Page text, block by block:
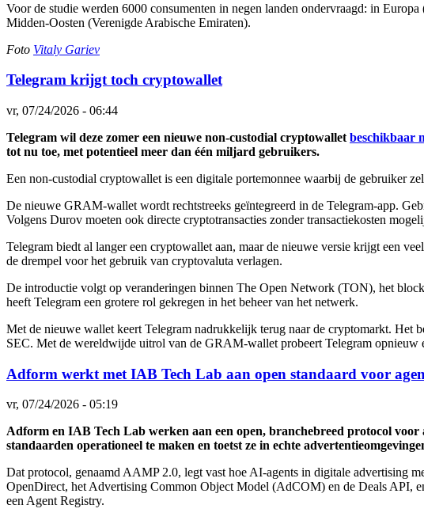
Voor de studie werden 6000 consumenten in negen landen ondervraagd: in
Midden-Oosten (Verenigde Arabische Emiraten).
Foto Vitaly Gariev
Telegram krijgt toch cryptowallet
vr, 07/24/2026 - 06:44
Telegram wil deze zomer een nieuwe non-custodial cryptowallet beschikbaar
tot nu toe, met potentieel meer dan één miljard gebruikers.
Een non-custodial cryptowallet is een digitale portemonnee waarbij de gebruiker
De nieuwe GRAM-wallet wordt rechtstreeks geïntegreerd in de Telegram-app.
Volgens Durov moeten ook directe cryptotransacties zonder transactiekosten
Telegram biedt al langer een cryptowallet aan, maar de nieuwe versie krijgt een
de drempel voor het gebruik van cryptovaluta verlagen.
De introductie volgt op veranderingen binnen The Open Network (TON), het
heeft Telegram een grotere rol gekregen in het beheer van het netwerk.
Met de nieuwe wallet keert Telegram nadrukkelijk terug naar de cryptomarkt.
SEC. Met de wereldwijde uitrol van de GRAM-wallet probeert Telegram opnieuw
Adform werkt met IAB Tech Lab aan open standaard voor
vr, 07/24/2026 - 05:19
Adform en IAB Tech Lab werken aan een open, branchebreed protocol
standaarden operationeel te maken en toetst ze in echte
Dat protocol, genaamd AAMP 2.0, legt vast hoe AI-agents in digitale advertising
OpenDirect, het Advertising Common Object Model (AdCOM) en de Deals API,
een Agent Registry.